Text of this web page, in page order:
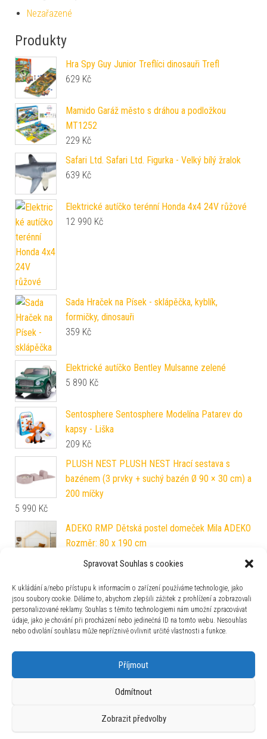
Spravovat Souhlas s cookies
K ukládání a/nebo přístupu k informacím o zařízení používáme technologie, jako
jsou soubory cookie. Děláme to, abychom zlepšili zážitek z prohlížení a zobrazovali
personalizované reklamy. Souhlas s těmito technologiemi nám umožní zpracovávat
údaje, jako je chování při procházení nebo jedinečná ID na tomto webu. Nesouhlas
nebo odvolání souhlasu může nepříznivě ovlivnit určité vlastnosti a funkce.
Příjmout
Odmítnout
Zobrazit předvolby
Nezařazené
Produkty
Hra Spy Guy Junior Treflíci dinosauři Trefl
629 Kč
Mamido Garáž město s dráhou a podložkou
MT1252
229 Kč
Safari Ltd. Safari Ltd. Figurka - Velký bílý žralok
639 Kč
Elektrické autíčko terénní Honda 4x4 24V růžové
12 990 Kč
Sada Hraček na Písek - sklápěčka, kyblík,
formičky, dinosauři
359 Kč
Elektrické autíčko Bentley Mulsanne zelené
5 890 Kč
Sentosphere Sentosphere Modelína Patarev do
kapsy - Liška
209 Kč
PLUSH NEST PLUSH NEST Hrací sestava s
bazénem (3 prvky + suchý bazén Ø 90 × 30 cm) a
200 míčky
5 990 Kč
ADEKO RMP Dětská postel domeček Mila ADEKO
Rozměr: 80 x 190 cm
7 990
209Kč
Používáme WordPress (v češtině).|Šablona: Bulk Shop